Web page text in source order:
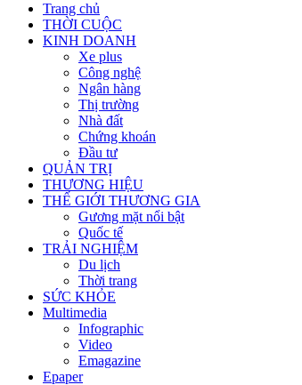
Trang chủ
THỜI CUỘC
KINH DOANH
Xe plus
Công nghệ
Ngân hàng
Thị trường
Nhà đất
Chứng khoán
Đầu tư
QUẢN TRỊ
THƯƠNG HIỆU
THẾ GIỚI THƯƠNG GIA
Gương mặt nổi bật
Quốc tế
TRẢI NGHIỆM
Du lịch
Thời trang
SỨC KHỎE
Multimedia
Infographic
Video
Emagazine
Epaper